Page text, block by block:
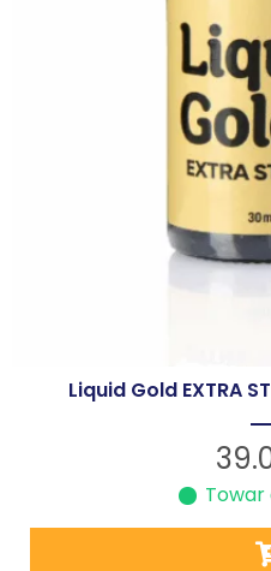
Liquid Gold EXTRA